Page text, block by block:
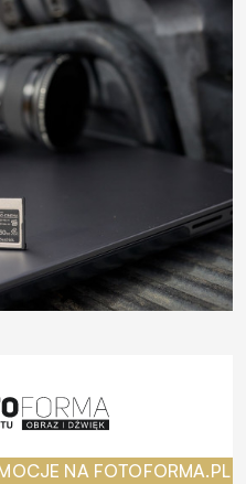
NA FOTOFORMA.PL